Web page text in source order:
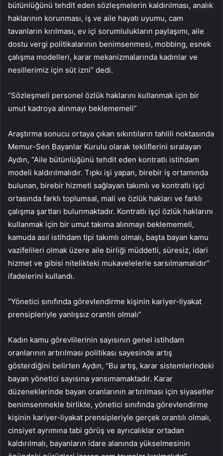
bütünlüğünü tehdit eden sözleşmelerin kaldırılması, analık
haklarının korunması, iş ve aile hayatı uyumu, cam
tavanların kırılması, ev içi sorumlulukların paylaşımı, aile
dostu vergi politikalarının benimsenmesi, mobbing, esnek
çalışma modelleri, karar mekanizmalarında kadınlar ve
nesillerimiz için süt izni” dedi.
“Sözleşmeli personel özlük haklarını kullanmak için bir
umut kadroya alınmayı beklememeli”
Araştırma sonucu ortaya çıkan sıkıntıların tahlili noktasında
Memur-Sen Bayanlar Kurulu olarak tekliflerini sıralayan
Aydın, “Aile bütünlüğünü tehdit eden kontratlı istihdam
modeli kaldırılmalıdır. Tıpkı işi yapan, birebir iş ortamında
bulunan, birebir hizmeti sağlayan takımlı ve kontratlı işçi
ortasında farklı toplumsal, mali ve özlük hakları ve farklı
çalışma şartları bulunmaktadır. Kontratlı işçi özlük haklarını
kullanmak için bir umut takıma alınmayı beklememeli,
kamuda asıl istihdam tipi takımlı olmalı, başta bayan kamu
vazifelileri olmak üzere aile birliği müddetli, süresiz, idari
hizmet ve gibisi nitelikteki mukavelelerle sarsılmamalıdır”
ifadelerini kullandı.
“Yönetici sınıfında görevlendirme kişinin kariyer-liyakat
prensipleriyle yanlışsız orantılı olmalı”
Kadın kamu görevlilerinin sayısının genel istihdam
oranlarının artırılması politikası sayesinde artış
gösterdiğini belirten Aydın, “Bu artış, karar sistemlerindeki
bayan yönetici sayısına yansımamaktadır. Karar
düzeneklerinde bayan oranlarının artırılması için siyasetler
benimsenmekle birlikte, yönetici sınıfında görevlendirme
kişinin kariyer-liyakat prensipleriyle gerçek orantılı olmalı,
cinsiyet ayrımına tabi görüş ve ayrıcalıklar ortadan
kaldırılmalı, bayanların idare alanında yükselmesinin